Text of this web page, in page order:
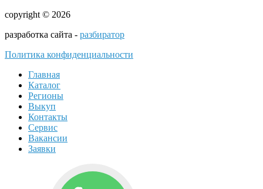
copyright © 2026
разработка сайта - разбиратор
Политика конфиденциальности
Главная
Каталог
Регионы
Выкуп
Контакты
Сервис
Вакансии
Заявки